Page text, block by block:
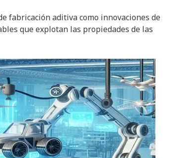
fabricación aditiva como innovaciones de
que explotan las propiedades de las